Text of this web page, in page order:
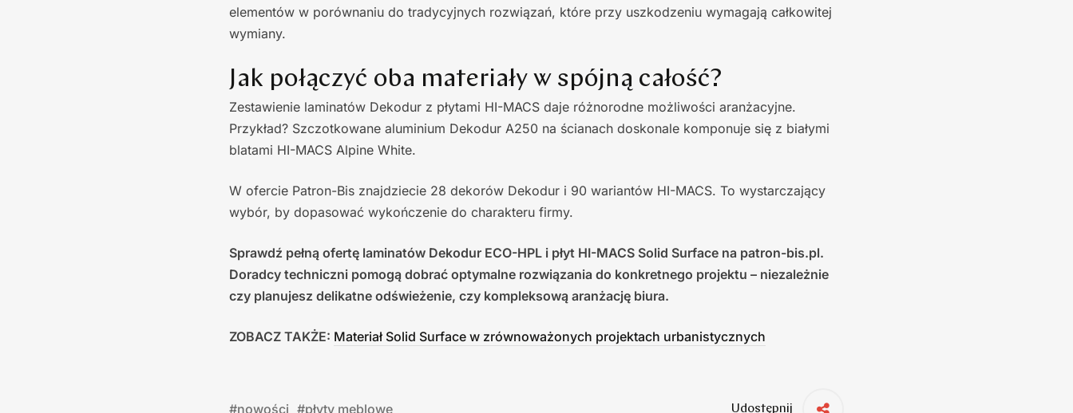
elementów w porównaniu do tradycyjnych rozwiązań, które przy uszkodzeniu wymagają całkowitej
wymiany.
Jak połączyć oba materiały w spójną całość?
Zestawienie laminatów Dekodur z płytami HI-MACS daje różnorodne możliwości aranżacyjne.
Przykład? Szczotkowane aluminium Dekodur A250 na ścianach doskonale komponuje się z białymi
blatami HI-MACS Alpine White.
W ofercie Patron-Bis znajdziecie 28 dekorów Dekodur i 90 wariantów HI-MACS. To wystarczający
wybór, by dopasować wykończenie do charakteru firmy.
Sprawdź pełną ofertę laminatów Dekodur ECO-HPL i płyt HI-MACS Solid Surface na patron-bis.pl.
Doradcy techniczni pomogą dobrać optymalne rozwiązania do konkretnego projektu – niezależnie
czy planujesz delikatne odświeżenie, czy kompleksową aranżację biura.
ZOBACZ TAKŻE: Materiał Solid Surface w zrównoważonych projektach urbanistycznych
#nowości #płyty meblowe Udostępnij